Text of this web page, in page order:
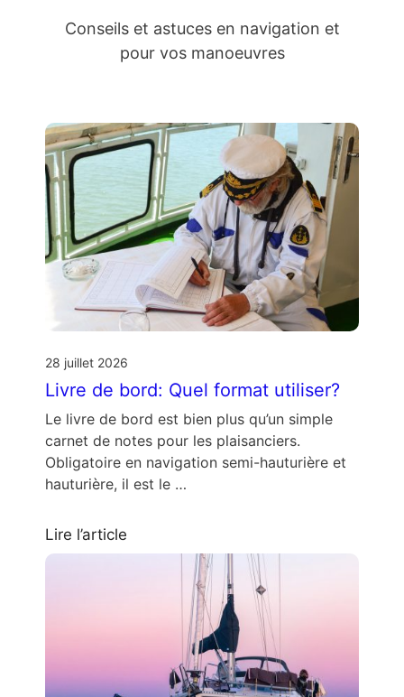
Conseils et astuces en navigation et
pour vos manoeuvres
28 juillet 2026
Livre de bord: Quel format utiliser?
Le livre de bord est bien plus qu’un simple
carnet de notes pour les plaisanciers.
Obligatoire en navigation semi-hauturière et
hauturière, il est le …
Lire l’article